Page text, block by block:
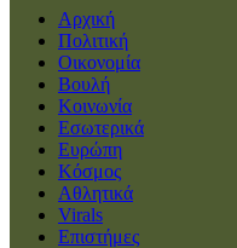
Αρχική
Πολιτική
Οικονομία
Βουλή
Κοινωνία
Εσωτερικά
Ευρώπη
Κόσμος
Αθλητικά
Virals
Επιστήμες